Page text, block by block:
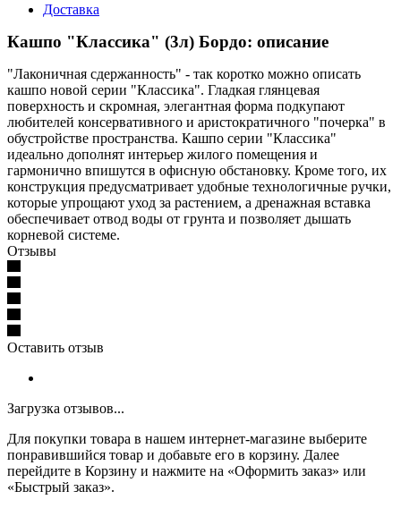
Доставка
Кашпо "Классика" (3л) Бордо: описание
"Лаконичная сдержанность" - так коротко можно описать
кашпо новой серии "Классика". Гладкая глянцевая
поверхность и скромная, элегантная форма подкупают
любителей консервативного и аристократичного "почерка" в
обустройстве пространства. Кашпо серии "Классика"
идеально дополнят интерьер жилого помещения и
гармонично впишутся в офисную обстановку. Кроме того, их
конструкция предусматривает удобные технологичные ручки,
которые упрощают уход за растением, а дренажная вставка
обеспечивает отвод воды от грунта и позволяет дышать
корневой системе.
Отзывы
Оставить отзыв
Загрузка отзывов...
Для покупки товара в нашем интернет-магазине выберите
понравившийся товар и добавьте его в корзину. Далее
перейдите в Корзину и нажмите на «Оформить заказ» или
«Быстрый заказ».